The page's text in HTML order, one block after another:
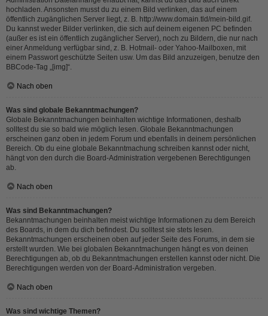
hochladen. Ansonsten musst du zu einem Bild verlinken, das auf einem
öffentlich zugänglichen Server liegt, z. B. http://www.domain.tld/mein-bild.gif.
Du kannst weder Bilder verlinken, die sich auf deinem eigenen PC befinden
(außer es ist ein öffentlich zugänglicher Server), noch zu Bildern, die nur nach
einer Anmeldung verfügbar sind, z. B. Hotmail- oder Yahoo-Mailboxen, mit
einem Passwort geschützte Seiten usw. Um das Bild anzuzeigen, benutze den
BBCode-Tag „[img]“.
Nach oben
Was sind globale Bekanntmachungen?
Globale Bekanntmachungen beinhalten wichtige Informationen, deshalb
solltest du sie so bald wie möglich lesen. Globale Bekanntmachungen
erscheinen ganz oben in jedem Forum und ebenfalls in deinem persönlichen
Bereich. Ob du eine globale Bekanntmachung schreiben kannst oder nicht,
hängt von den durch die Board-Administration vergebenen Berechtigungen
ab.
Nach oben
Was sind Bekanntmachungen?
Bekanntmachungen beinhalten meist wichtige Informationen zu dem Bereich
des Boards, in dem du dich befindest. Du solltest sie stets lesen.
Bekanntmachungen erscheinen oben auf jeder Seite des Forums, in dem sie
erstellt wurden. Wie bei globalen Bekanntmachungen hängt es von deinen
Berechtigungen ab, ob du Bekanntmachungen erstellen kannst oder nicht. Die
Berechtigungen werden von der Board-Administration vergeben.
Nach oben
Was sind wichtige Themen?